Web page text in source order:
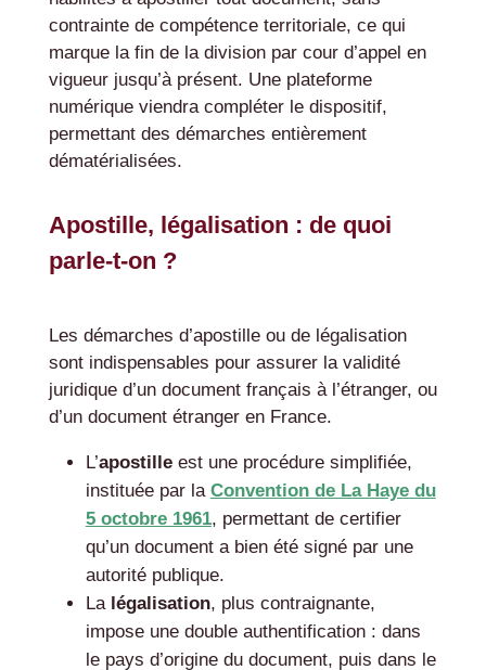
contrainte de compétence territoriale, ce qui
marque la fin de la division par cour d’appel en
vigueur jusqu’à présent. Une plateforme
numérique viendra compléter le dispositif,
permettant des démarches entièrement
dématérialisées.
Apostille, légalisation : de quoi
parle-t-on ?
Les démarches d’apostille ou de légalisation
sont indispensables pour assurer la validité
juridique d’un document français à l’étranger, ou
d’un document étranger en France.
L’apostilleest une procédure simplifiée,
instituée par la Convention de La Haye du
5 octobre 1961, permettant de certifier
qu’un document a bien été signé par une
autorité publique.
La légalisation, plus contraignante,
impose une double authentification : dans
le pays d’origine du document, puis dans le